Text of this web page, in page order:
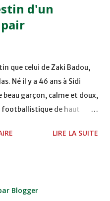
d'un
que celui de Zaki Badou,
Né il y a 46 ans à Sidi
garçon, calme et doux,
footballistique de haut
Zaki aura sa première
Mais comme pour tous
LIRE LA SUITE
Blogger